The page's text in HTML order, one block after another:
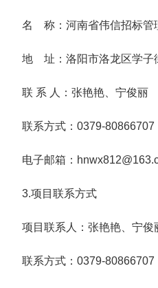
名 称：河南省伟信招标管
地 址：洛阳市洛龙区学子
联 系 人：张艳艳、宁俊丽
联系方式：0379-80866707
电子邮箱：
3.项目联系方式
项目联系人：张艳艳、宁俊
联系方式：0379-80866707